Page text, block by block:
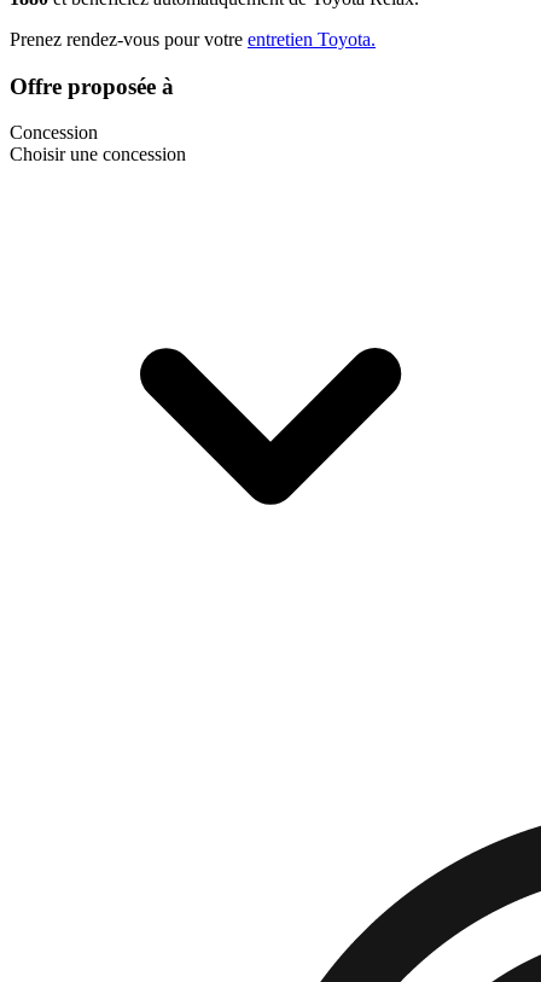
Prenez rendez-vous pour votre entretien Toyota.
Offre proposée à
Concession
Choisir une concession